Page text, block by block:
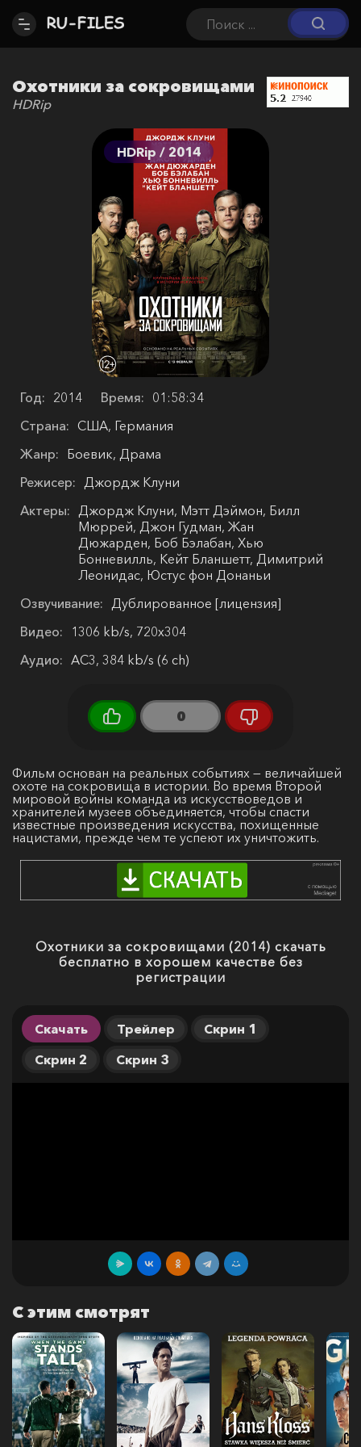
Охотники за сокровищами
HDRip
HDRip / 2014
Год: 2014 Время: 01:58:34
Страна: США, Германия
Жанр: Боевик, Драма
Режисер: Джордж Клуни
Актеры: Джордж Клуни, Мэтт Дэймон, Билл
Мюррей, Джон Гудман, Жан
Дюжарден, Боб Бэлабан, Хью
Бонневилль, Кейт Бланшетт, Димитрий
Леонидас, Юстус фон Донаньи
Озвучивание: Дублированное [лицензия]
Видео:
1306 kb/s, 720x304
Аудио: AC3, 384 kb/s (6 ch)
0
Фильм основан на реальных событиях — величайшей
охоте на сокровища в истории. Во время Второй
мировой войны команда из искусствоведов и
хранителей музеев объединяется, чтобы спасти
известные произведения искусства, похищенные
нацистами, прежде чем те успеют их уничтожить.
Охотники за сокровищами (2014) скачать
бесплатно в хорошем качестве без
регистрации
Скачать Трейлер
Скрин 1
Скрин 2
Скрин 3
С этим смотрят